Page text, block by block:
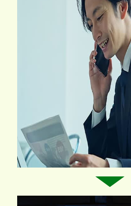
4 5 ...
助成金取得支援